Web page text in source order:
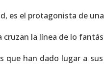
es el protagonista de
cruzan la línea de lo
que han dado lugar a